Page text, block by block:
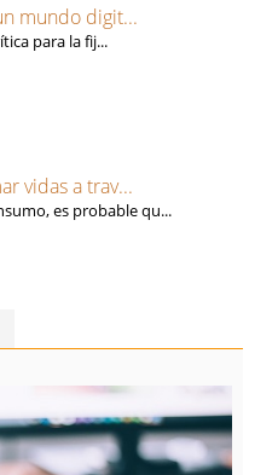
mundo digit...
para la fij...
vidas a trav...
es probable qu...